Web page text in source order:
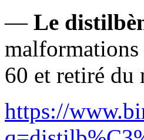
— Le
malformations
60 et retiré du
https://